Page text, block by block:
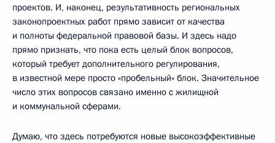
проектов. И, наконец, результативность региональных
законопроектных работ прямо зависит от качества
и полноты федеральной правовой базы. И здесь надо
прямо признать, что пока есть целый блок вопросов,
который требует дополнительного регулирования,
в известной мере просто «пробельный» блок. Значительное
число этих вопросов связано именно с жилищной
и коммунальной сферами.
Думаю, что здесь потребуются новые высокоэффективные